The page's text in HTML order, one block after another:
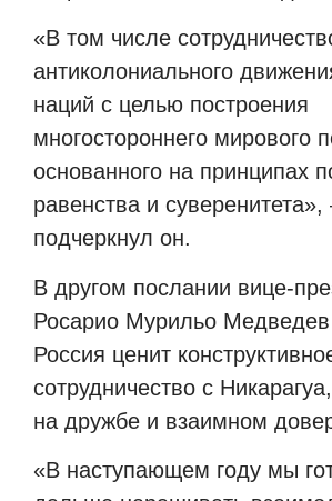
«В том числе
антиколониального
наций с целью построения
многостороннего мирового
основанного на принципах
равенства и
подчеркнул он.
В другом послании вице-
Росарио Мурильо Медведев
Россия ценит
сотрудничество с
на дружбе и взаимном
«В наступающем году мы